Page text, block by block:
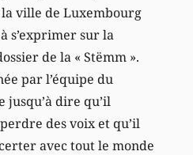
ville de Luxembourg
s’exprimer sur la
de la « Stëmm ».
par l’équipe du
jusqu’à dire qu’il
des voix et qu’il
avec tout le monde